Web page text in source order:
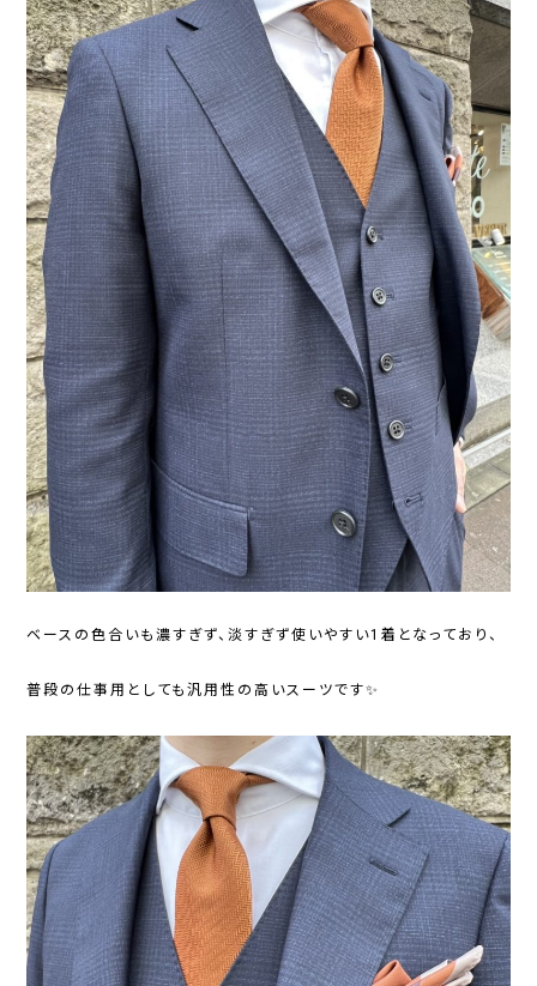
ベースの色合いも濃すぎず、淡すぎず使いやすい1着となっており、
普段の仕事用としても汎用性の高いスーツです✨